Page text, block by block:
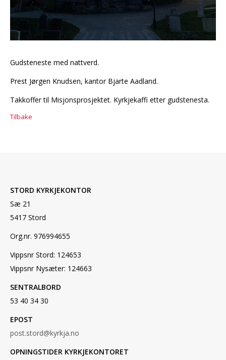
Gudsteneste med nattverd.
Prest Jørgen Knudsen, kantor Bjarte Aadland.
Takkoffer til Misjonsprosjektet. Kyrkjekaffi etter gudstenesta.
Tilbake
STORD KYRKJEKONTOR
Sæ 21
5417 Stord
Org.nr. 976994655
Vippsnr Stord: 124653
Vippsnr Nysæter: 124663
SENTRALBORD
53 40 34 30
EPOST
post.stord@kyrkja.no
OPNINGSTIDER KYRKJEKONTORET